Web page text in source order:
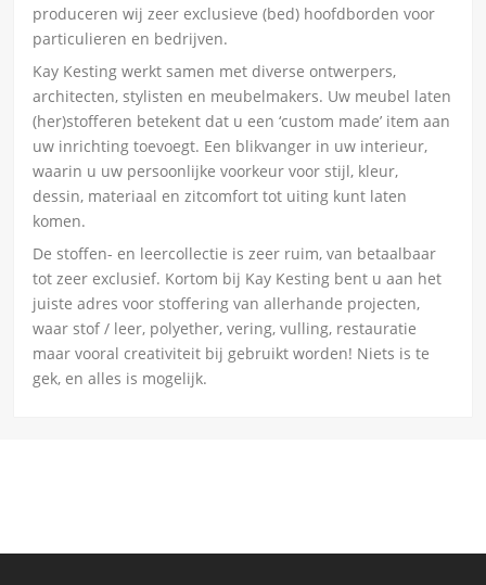
produceren wij zeer exclusieve (bed) hoofdborden voor
particulieren en bedrijven.
Kay Kesting werkt samen met diverse ontwerpers,
architecten, stylisten en meubelmakers. Uw meubel laten
(her)stofferen betekent dat u een ‘custom made’ item aan
uw inrichting toevoegt. Een blikvanger in uw interieur,
waarin u uw persoonlijke voorkeur voor stijl, kleur,
dessin, materiaal en zitcomfort tot uiting kunt laten
komen.
De stoffen- en leercollectie is zeer ruim, van betaalbaar
tot zeer exclusief. Kortom bij Kay Kesting bent u aan het
juiste adres voor stoffering van allerhande projecten,
waar stof / leer, polyether, vering, vulling, restauratie
maar vooral creativiteit bij gebruikt worden! Niets is te
gek, en alles is mogelijk.